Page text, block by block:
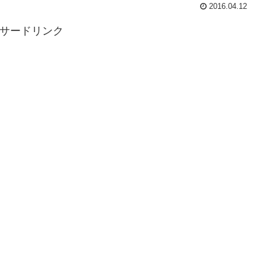
2016.04.12
ードリンク